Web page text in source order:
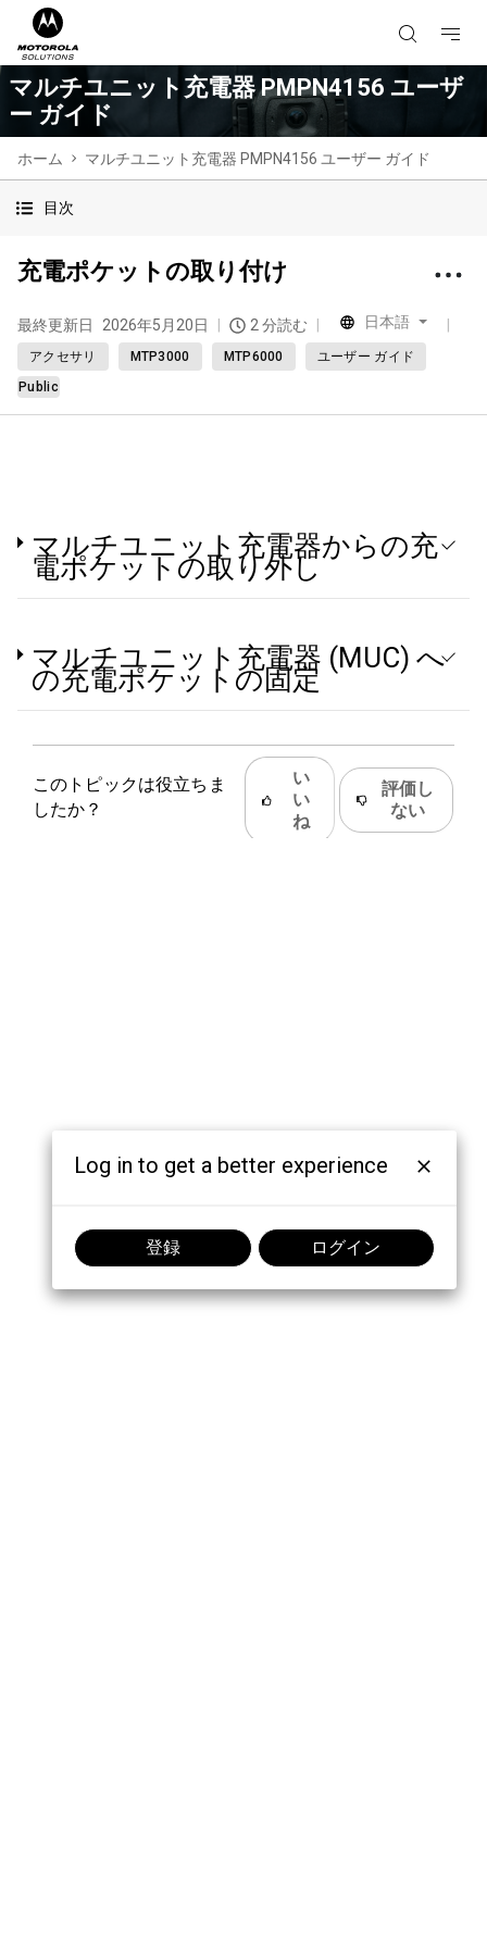
マルチユニット充電器 PMPN4156 ユーザ
ー ガイド
ホーム マルチユニット充電器 PMPN4156 ユーザー ガイド
目次
充電ポケットの取り付け
最終更新日 2026年5月20日 2 分読む 日本語
アクセサリ MTP3000 MTP6000
ユーザー ガイド
Public
マルチユニット充電器からの充
電ポケットの取り外し
マルチユニット充電器 (MUC) へ
の充電ポケットの固定
このトピックは役立ちま
したか？
い
い
ね
評価し
ない
Log in to get a better experience
登録 ログイン